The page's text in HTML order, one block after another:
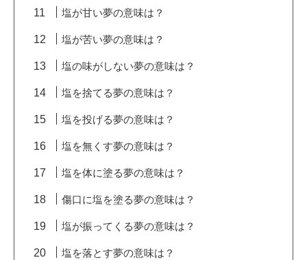
塩が甘い夢の意味は？
塩が苦い夢の意味は？
塩の味がしない夢の意味は？
塩を捨てる夢の意味は？
塩を投げる夢の意味は？
塩を無くす夢の意味は？
塩を体に塗る夢の意味は？
傷口に塩を塗る夢の意味は？
塩が振ってくる夢の意味は？
塩を落とす夢の意味は？